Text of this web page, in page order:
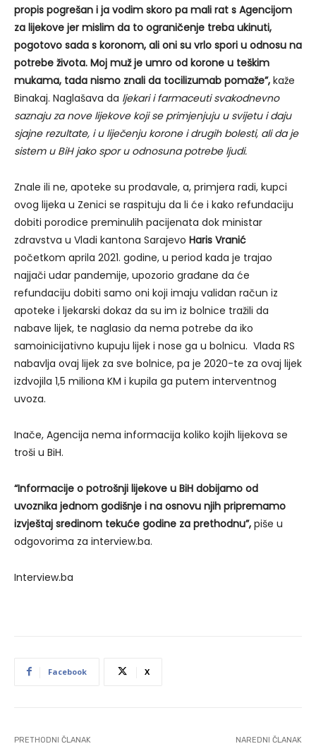
propis pogrešan i ja vodim skoro pa mali rat s Agencijom
za lijekove jer mislim da to ograničenje treba ukinuti,
pogotovo sada s koronom, ali oni su vrlo spori u odnosu na
potrebe života. Moj muž je umro od korone u teškim
mukama, tada nismo znali da tocilizumab pomaže”, kaže
Binakaj. Naglašava da ljekari i farmaceuti svakodnevno
saznaju za nove lijekove koji se primjenjuju u svijetu i daju
sjajne rezultate, i u liječenju korone i drugih bolesti, ali da je
sistem u BiH jako spor u odnosuna potrebe ljudi.
Znale ili ne, apoteke su prodavale, a, primjera radi, kupci
ovog lijeka u Zenici se raspituju da li će i kako refundaciju
dobiti porodice preminulih pacijenata dok ministar
zdravstva u Vladi kantona Sarajevo Haris Vranić
početkom aprila 2021. godine, u period kada je trajao
najjači udar pandemije, upozorio građane da će
refundaciju dobiti samo oni koji imaju validan račun iz
apoteke i ljekarski dokaz da su im iz bolnice tražili da
nabave lijek, te naglasio da nema potrebe da iko
samoinicijativno kupuju lijek i nose ga u bolnicu. Vlada RS
nabavlja ovaj lijek za sve bolnice, pa je 2020-te za ovaj lijek
izdvojila 1,5 miliona KM i kupila ga putem interventnog
uvoza.
Inače, Agencija nema informacija koliko kojih lijekova se
troši u BiH.
“Informacije o potrošnji lijekove u BiH dobijamo od
uvoznika jednom godišnje i na osnovu njih pripremamo
izvještaj sredinom tekuće godine za prethodnu”, piše u
odgovorima za interview.ba.
Interview.ba
Facebook X
PRETHODNI ČLANAK NAREDNI ČLANAK